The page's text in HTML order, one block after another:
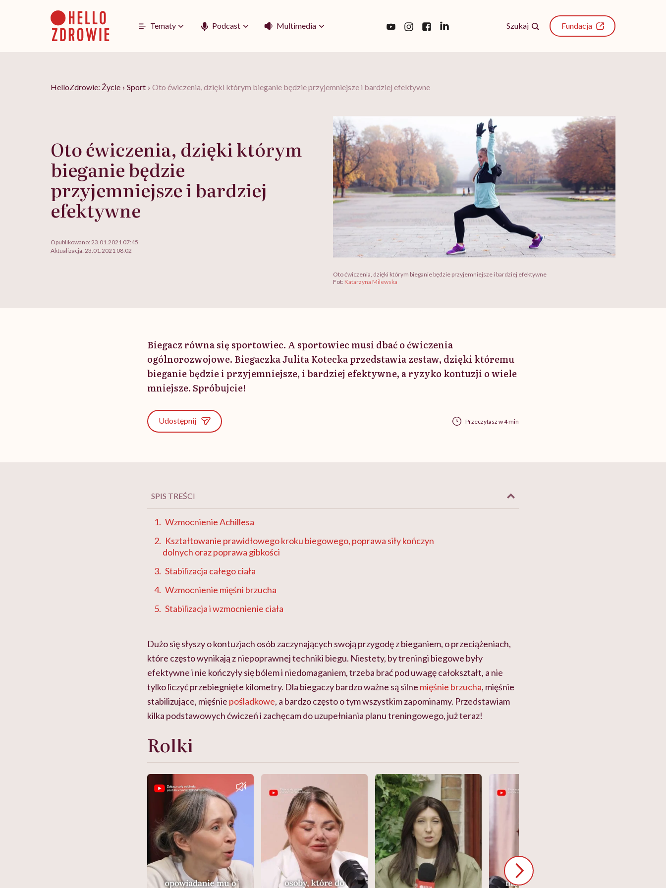
Tematy Podcast Multimedia Szukaj Fundacja
HelloZdrowie: Życie › Sport › Oto ćwiczenia, dzięki którym bieganie będzie przyjemniejsze i bardziej efektywne
Oto ćwiczenia, dzięki którym
bieganie będzie
przyjemniejsze i bardziej
efektywne
Opublikowano: 23.01.2021 07:45
Aktualizacja: 23.01.2021 08:02
Oto ćwiczenia, dzięki którym bieganie będzie przyjemniejsze i bardziej efektywne
Fot: Katarzyna Milewska
Biegacz równa się sportowiec. A sportowiec musi dbać o ćwiczenia
ogólnorozwojowe. Biegaczka Julita Kotecka przedstawia zestaw, dzięki któremu
bieganie będzie i przyjemniejsze, i bardziej efektywne, a ryzyko kontuzji o wiele
mniejsze. Spróbujcie!
Udostępnij Przeczytasz w 4 min
SPIS TREŚCI
Wzmocnienie Achillesa
Kształtowanie prawidłowego kroku biegowego, poprawa siły kończyn
dolnych oraz poprawa gibkości
Stabilizacja całego ciała
Wzmocnienie mięśni brzucha
Stabilizacja i wzmocnienie ciała
Dużo się słyszy o kontuzjach osób zaczynających swoją przygodę z bieganiem, o przeciążeniach,
które często wynikają z niepoprawnej techniki biegu. Niestety, by treningi biegowe były
efektywne i nie kończyły się bólem i niedomaganiem, trzeba brać pod uwagę całokształt, a nie
tylko liczyć przebiegnięte kilometry. Dla biegaczy bardzo ważne są silne mięśnie brzucha, mięśnie
stabilizujące, mięśnie pośladkowe, a bardzo często o tym wszystkim zapominamy. Przedstawiam
kilka podstawowych ćwiczeń i zachęcam do uzupełniania planu treningowego, już teraz!
Rolki